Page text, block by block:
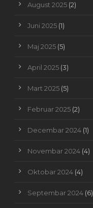
August 2025 (2)
Juni 2025 (1)
Maj 2025 (5)
April 2025 (3)
Mart 2025 (5)
Februar 2025 (2)
Decembar 2024 (1)
Novembar 2024 (4)
Oktobar 2024 (4)
Septembar 2024 (6)